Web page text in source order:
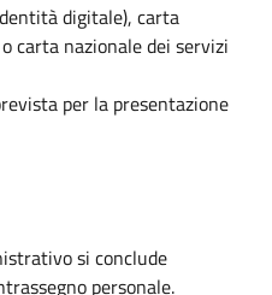
digitale), carta
carta nazionale dei servizi
per la presentazione
si conclude
personale.